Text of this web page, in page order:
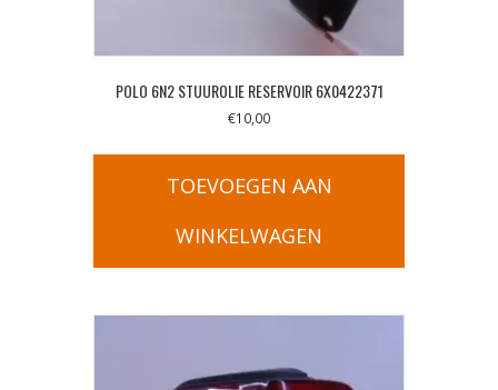
POLO 6N2 STUUROLIE RESERVOIR 6X0422371
€10,00
TOEVOEGEN AAN
WINKELWAGEN